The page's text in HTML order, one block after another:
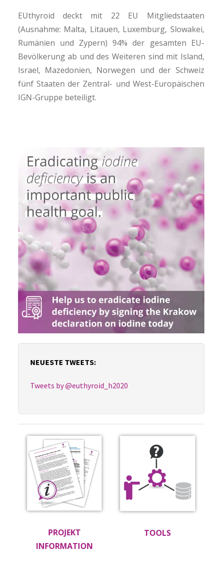
EUthyroid deckt mit 22 EU Mitgliedstaaten
(Ausnahme: Malta, Litauen, Luxemburg, Slowakei,
Rumänien und Zypern) 94% der gesamten EU-
Bevölkerung ab und des Weiteren sind mit Island,
Israel, Mazedonien, Norwegen und der Schweiz
fünf Staaten der Zentral- und West-Europäischen
IGN-Gruppe beteiligt.
NEUESTE TWEETS:
Tweets by @euthyroid_h2020
PROJEKT
INFORMATION
TOOLS